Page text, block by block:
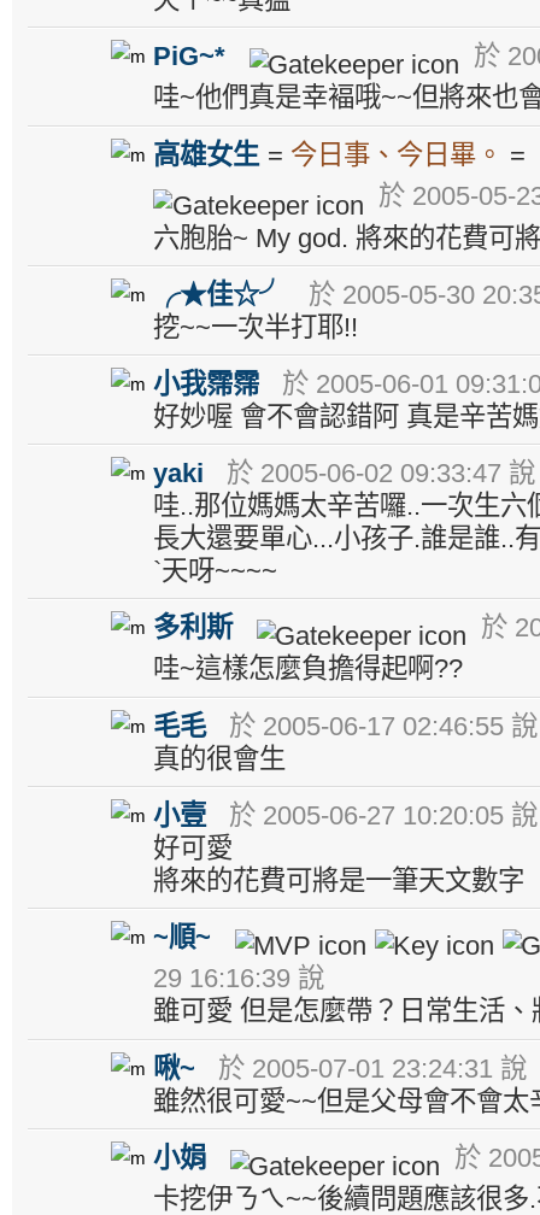
PiG~*
於
哇~他們真是幸褔哦~~但將來也
高雄女生 = 今日事、今日畢。 =
於 2005-05-
六胞胎~ My god. 將來的花費可
╭★佳☆╯
於 2005-05-30
挖~~一次半打耶!!
小我霈霈
於 2005-06-01
好妙喔 會不會認錯阿 真是辛苦
yaki
於 2005-06-02 09:33:47 說
哇..那位媽媽太辛苦囉..一次生六
長大還要單心...小孩子.誰是誰..
`天呀~~~~
多利斯
於
哇~這樣怎麼負擔得起啊??
毛毛
於 2005-06-17 02:46:55 說
真的很會生
小壹
於 2005-06-27 10:20:05 說
好可愛
將來的花費可將是一筆天文數字
~順~
29 16:16:39 說
雖可愛 但是怎麼帶？日常生活
啾~
於 2005-07-01 23:24:31 說
雖然很可愛~~但是父母會不會太
小娟
於
卡挖伊ㄋㄟ~~後續問題應該很